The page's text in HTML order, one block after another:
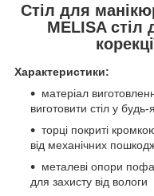
Стіл для
MELISA
Характеристики:
матеріал
виготовити стіл у
торці покриті
від механічних
металеві опори
для захисту від вологи